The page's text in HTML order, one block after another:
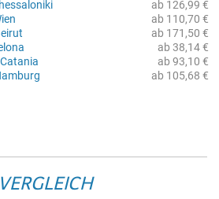
ab 126,99 €
ab 110,70 €
ab 171,50 €
ab 38,14 €
ab 93,10 €
ab 105,68 €